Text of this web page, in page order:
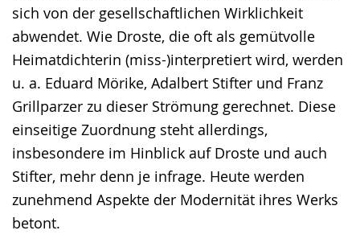
sich von der gesellschaftlichen Wirklichkeit
abwendet. Wie Droste, die oft als gemütvolle
Heimatdichterin (miss-)interpretiert wird, werden
u. a. Eduard Mörike, Adalbert Stifter und Franz
Grillparzer zu dieser Strömung gerechnet. Diese
einseitige Zuordnung steht allerdings,
insbesondere im Hinblick auf Droste und auch
Stifter, mehr denn je infrage. Heute werden
zunehmend Aspekte der Modernität ihres Werks
betont.